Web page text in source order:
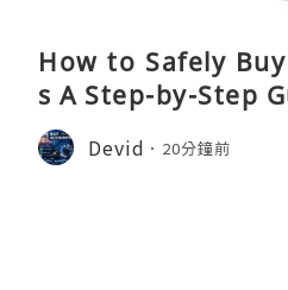
How to Safely
s A Step-by-Step
Devid 20分鐘前